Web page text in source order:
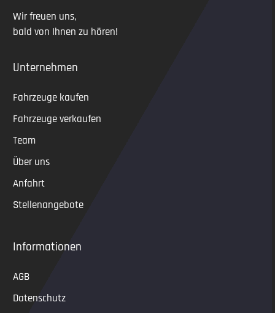
Wir freuen uns,
bald von Ihnen zu hören!
Unternehmen
Fahrzeuge kaufen
Fahrzeuge verkaufen
Team
Über uns
Anfahrt
Stellenangebote
Informationen
AGB
Datenschutz